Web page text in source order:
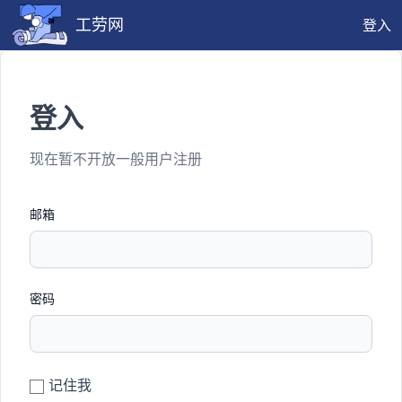
工劳网 登入
登入
现在暂不开放一般用户注册
邮箱
密码
记住我